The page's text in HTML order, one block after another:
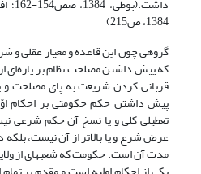
1384، ص215)
گروهی چون این قاعده و معیار عقلی و
که پیش داشتن مصلحت نظام بر پاره‌ای
قربانی کردن شریعت به پای مصلحت
پیش داشتن حکم حکومتی بر احکام
تعطیلی کلی و یا نسخ آن حکم شرعی
عرض شرع و یا بالاتر از آن نیست، بلکه
مدت آن است. حکومت که شعبه‏ای از